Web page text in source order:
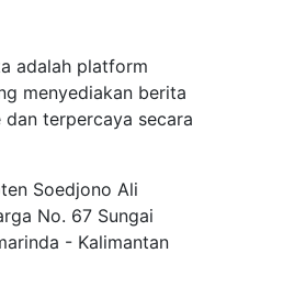
adalah platform
menyediakan berita
terpercaya secara
Soedjono Ali
No. 67 Sungai
- Kalimantan